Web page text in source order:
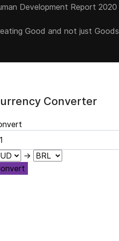
Development Report 2020
Good and not just Goods
Converter
→